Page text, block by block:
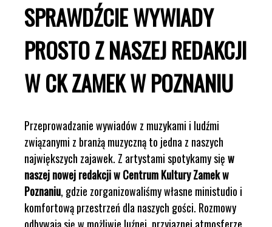
SPRAWDŹCIE WYWIADY
PROSTO Z NASZEJ REDAKCJI
W CK ZAMEK W POZNANIU
Przeprowadzanie wywiadów z muzykami i ludźmi
związanymi z branżą muzyczną to jedna z naszych
największych zajawek. Z artystami spotykamy sięw
naszej nowej redakcji w Centrum Kultury Zamek w
Poznaniu, gdzie zorganizowaliśmy własne ministudio i
komfortową przestrzeń dla naszych gości. Rozmowy